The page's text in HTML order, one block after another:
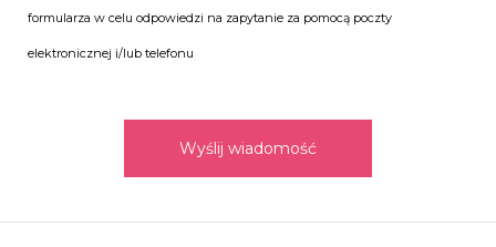
formularza w celu odpowiedzi na zapytanie za pomocą poczty
elektronicznej i/lub telefonu
Wyślij wiadomość